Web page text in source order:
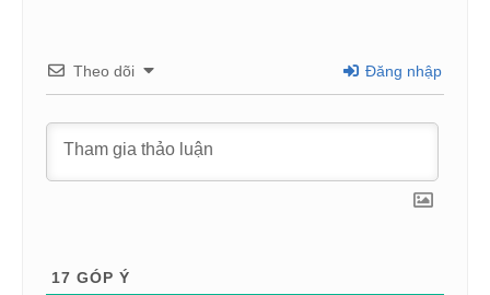
Theo dõi Đăng nhập
17 GÓP Ý